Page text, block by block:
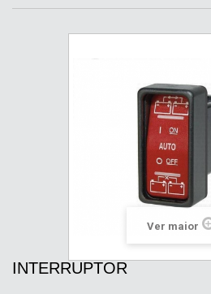
Ver maior
INTERRUPTOR